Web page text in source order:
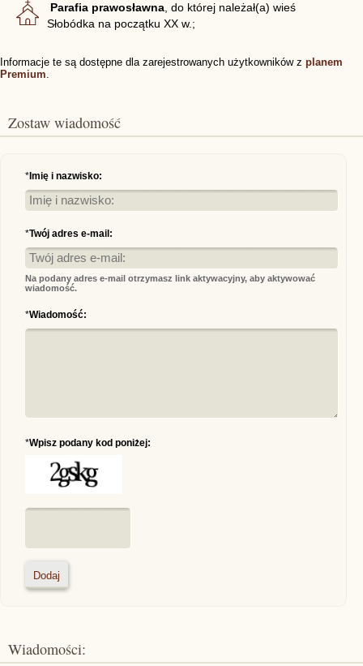
Parafia prawosławna, do której należał(a) wieś
Słobódka na początku XX w.;
Informacje te są dostępne dla zarejestrowanych użytkowników z planem
Premium.
Zostaw wiadomość
* Imię i nazwisko:
*Twój adres e-mail:
Na podany adres e-mail otrzymasz link aktywacyjny, aby aktywować
wiadomość.
*Wiadomość:
*Wpisz podany kod poniżej:
Wiadomości: